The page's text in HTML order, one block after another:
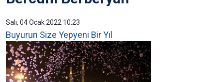
Salı, 04 Ocak 2022 10:23
Buyurun Size Yepyeni Bir Yıl